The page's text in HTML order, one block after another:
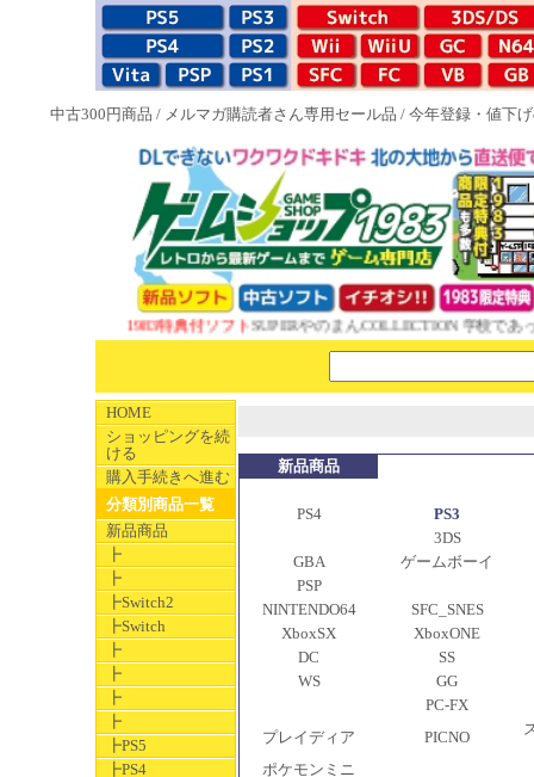
中古300円商品 / メルマガ購読者さん専用セール品 / 今年登録・値下
NEW 1983特典付ソフトSUPERやのまんCOLLECTION 学校であった
HOME
ショッピングを続
ける
購入手続きへ進む
分類別商品一覧
新品商品
┣
┣
┣Switch2
┣Switch
┣
┣
┣
┣
┣PS5
┣PS4
新品商品
PS4
PS3
3DS
GBA
ゲームボーイ
PSP
NINTENDO64
SFC_SNES
XboxSX
XboxONE
DC
SS
WS
GG
PC-FX
プレイディア
PICNO
ポケモンミニ